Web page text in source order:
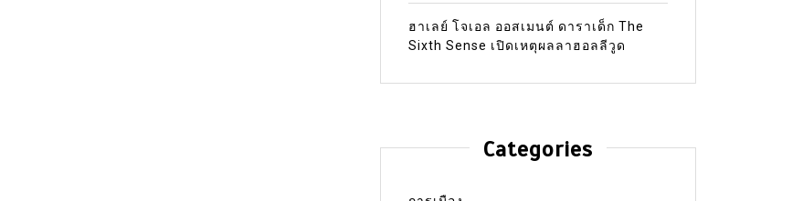
ฮาเลย์ โจเอล ออสเมนต์ ดาราเด็ก The
Sixth Sense เปิดเหตุผลลาฮอลลีวูด
Categories